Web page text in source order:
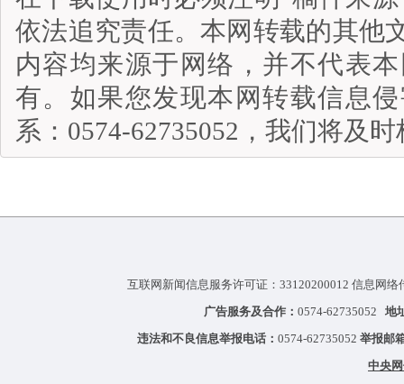
依法追究责任。本网转载的其他
内容均来源于网络，并不代表
有。如果您发现本网转载信息
系：0574-62735052，我们将及
互联网新闻信息服务许可证：33120200012 信息网
广告服务及合作： 0574-62735052 地
违法和不良信息举报电话： 0574-62735052 举报邮
中央